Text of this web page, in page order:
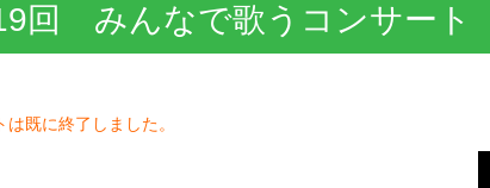
回 みんなで歌うコンサート
既に終了しました。